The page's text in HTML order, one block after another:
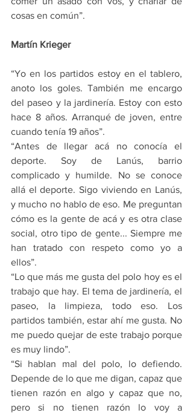
cosas en común”.
Martín Krieger
“Yo en los partidos estoy en el tablero,
anoto los goles. También me encargo
del paseo y la jardinería. Estoy con esto
hace 8 años. Arranqué de joven, entre
cuando tenía 19 años”.
“Antes de llegar acá no conocía el
deporte. Soy de Lanús, barrio
complicado y humilde. No se conoce
allá el deporte. Sigo viviendo en Lanús,
y mucho no hablo de eso. Me preguntan
cómo es la gente de acá y es otra clase
social, otro tipo de gente... Siempre me
han tratado con respeto como yo a
ellos”.
“Lo que más me gusta del polo hoy es el
trabajo que hay. El tema de jardinería, el
paseo, la limpieza, todo eso. Los
partidos también, estar ahí me gusta. No
me puedo quejar de este trabajo porque
es muy lindo”.
“Si hablan mal del polo, lo defiendo.
Depende de lo que me digan, capaz que
tienen razón en algo y capaz que no,
pero si no tienen razón lo voy a